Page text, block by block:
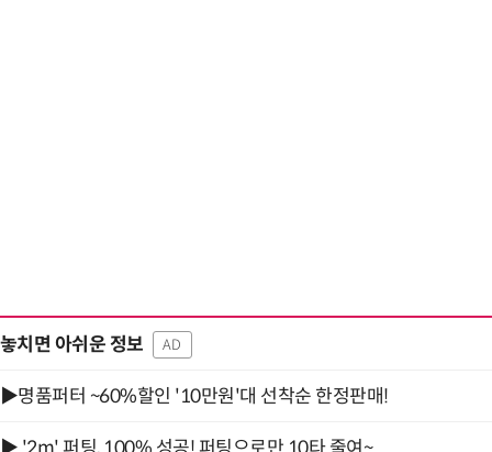
놓치면 아쉬운 정보 AD
▶명품퍼터 ~60%할인 '10만원'대 선착순 한정판매!